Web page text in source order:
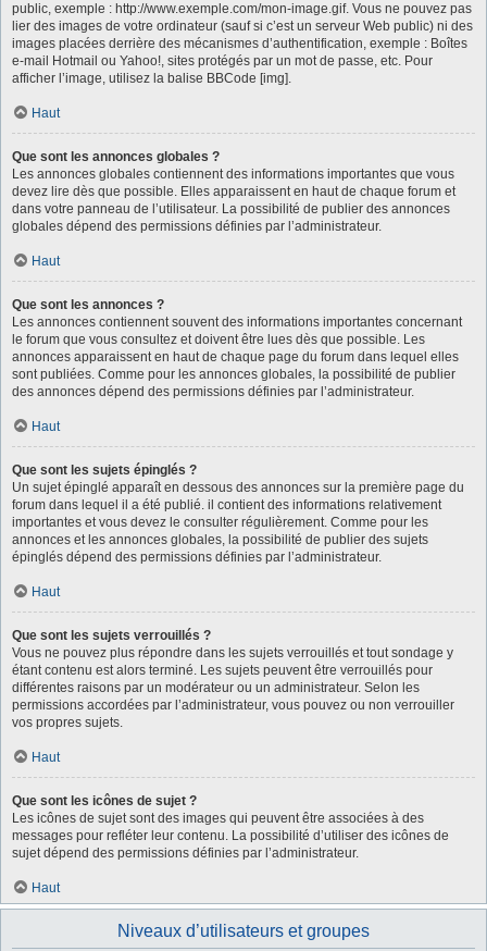
public, exemple : http://www.exemple.com/mon-image.gif. Vous ne pouvez pas
lier des images de votre ordinateur (sauf si c’est un serveur Web public) ni des
images placées derrière des mécanismes d’authentification, exemple : Boîtes
e-mail Hotmail ou Yahoo!, sites protégés par un mot de passe, etc. Pour
afficher l’image, utilisez la balise BBCode [img].
Haut
Que sont les annonces globales ?
Les annonces globales contiennent des informations importantes que vous
devez lire dès que possible. Elles apparaissent en haut de chaque forum et
dans votre panneau de l’utilisateur. La possibilité de publier des annonces
globales dépend des permissions définies par l’administrateur.
Haut
Que sont les annonces ?
Les annonces contiennent souvent des informations importantes concernant
le forum que vous consultez et doivent être lues dès que possible. Les
annonces apparaissent en haut de chaque page du forum dans lequel elles
sont publiées. Comme pour les annonces globales, la possibilité de publier
des annonces dépend des permissions définies par l’administrateur.
Haut
Que sont les sujets épinglés ?
Un sujet épinglé apparaît en dessous des annonces sur la première page du
forum dans lequel il a été publié. il contient des informations relativement
importantes et vous devez le consulter régulièrement. Comme pour les
annonces et les annonces globales, la possibilité de publier des sujets
épinglés dépend des permissions définies par l’administrateur.
Haut
Que sont les sujets verrouillés ?
Vous ne pouvez plus répondre dans les sujets verrouillés et tout sondage y
étant contenu est alors terminé. Les sujets peuvent être verrouillés pour
différentes raisons par un modérateur ou un administrateur. Selon les
permissions accordées par l’administrateur, vous pouvez ou non verrouiller
vos propres sujets.
Haut
Que sont les icônes de sujet ?
Les icônes de sujet sont des images qui peuvent être associées à des
messages pour refléter leur contenu. La possibilité d’utiliser des icônes de
sujet dépend des permissions définies par l’administrateur.
Haut
Niveaux d’utilisateurs et groupes